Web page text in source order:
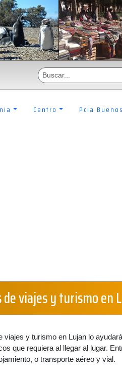
Centro Pcia
de viajes y turismo en
viajes y turismo en Lujan lo
que requiera al llegar al lugar.
o transporte aéreo y vial.